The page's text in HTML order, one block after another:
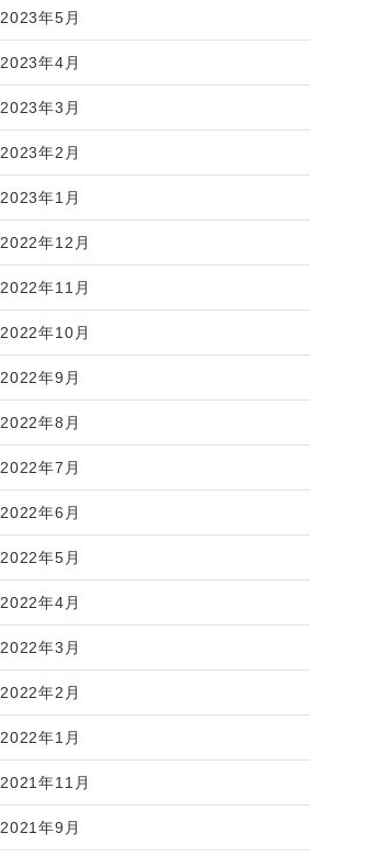
2023年5月
2023年4月
2023年3月
2023年2月
2023年1月
2022年12月
2022年11月
2022年10月
2022年9月
2022年8月
2022年7月
2022年6月
2022年5月
2022年4月
2022年3月
2022年2月
2022年1月
2021年11月
2021年9月